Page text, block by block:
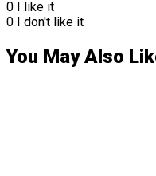
0 I like it
0 I don't like it
You May Also